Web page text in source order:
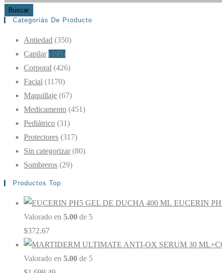
Buscar
Categoriás De Producto
Antiedad (350)
Capilar (195)
Corporal (426)
Facial (1170)
Maquillaje (67)
Medicamento (451)
Pediátrico (31)
Protectores (317)
Sin categorizar (80)
Sombreros (29)
Productos Top
EUCERIN
Valorado en 5.00 de 5
$372.67
Valorado en 5.00 de 5